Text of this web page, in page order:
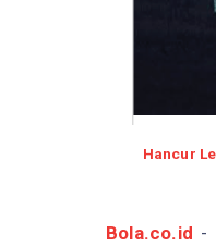
Hancur
Bola.co.id -